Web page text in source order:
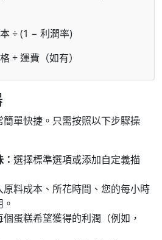
÷ (1 − 利潤率)
+ 運費（如有）
單快捷。只需按照以下步驟操
選擇標準選項或添加自定義描
原料成本、所花時間、您的每小時
個蛋糕希望獲得的利潤（例如，